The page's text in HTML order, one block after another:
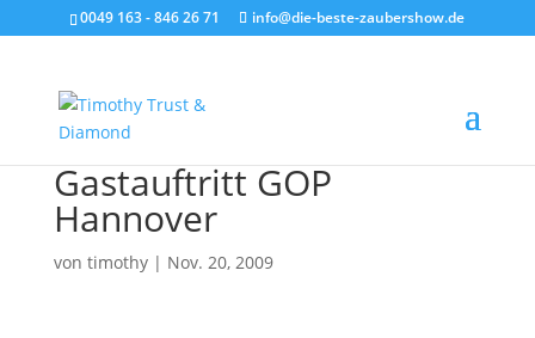
0049 163 - 846 26 71 info@die-beste-zaubershow.de
Gastauftritt GOP
Hannover
von timothy| Nov. 20, 2009